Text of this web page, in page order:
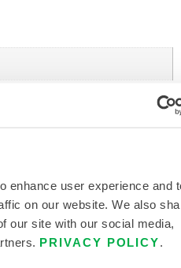
enhance user experience and
on our website. We also
our site with our social media,
PRIVACY POLICY.